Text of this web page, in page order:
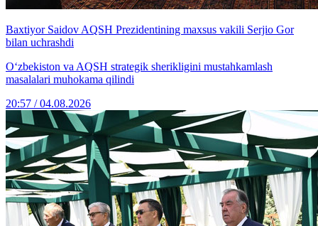
Baxtiyor Saidov AQSH Prezidentining maxsus vakili Serjio Gor
bilan uchrashdi
O‘zbekiston va AQSH strategik sherikligini mustahkamlash
masalalari muhokama qilindi
20:57 / 04.08.2026